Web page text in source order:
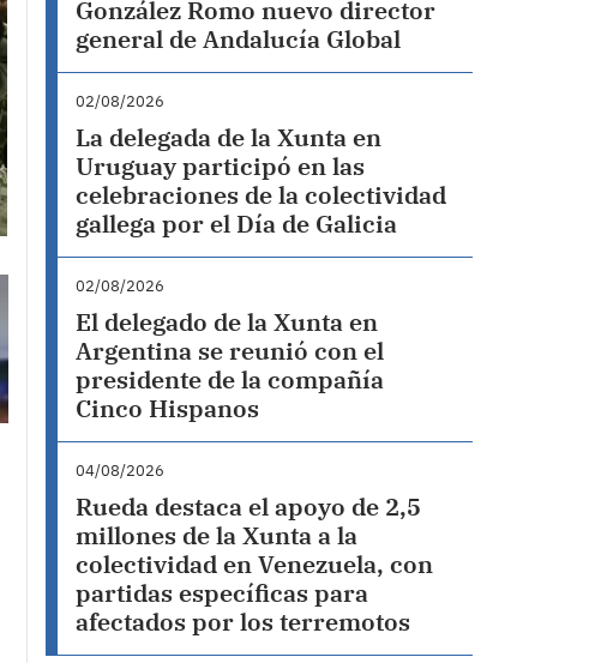
González Romo nuevo director
general de Andalucía Global
02/08/2026
La delegada de la Xunta en
Uruguay participó en las
celebraciones de la colectividad
gallega por el Día de Galicia
02/08/2026
El delegado de la Xunta en
Argentina se reunió con el
presidente de la compañía
Cinco Hispanos
04/08/2026
Rueda destaca el apoyo de 2,5
millones de la Xunta a la
colectividad en Venezuela, con
partidas específicas para
afectados por los terremotos